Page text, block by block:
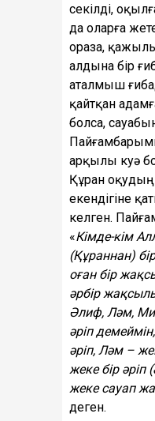
секілді,
да оларға
ораза,
алдына бір
аталмыш
қайтқан
болса,
арқылы куә
Құран оқудың
екендігіне
келген.
«Кімде-кім
(Құраннан)
оған бір
әрбір
Әлиф, Ләм,
әріп
әріп, Ләм –
жеке бір
жеке сауап
деген.